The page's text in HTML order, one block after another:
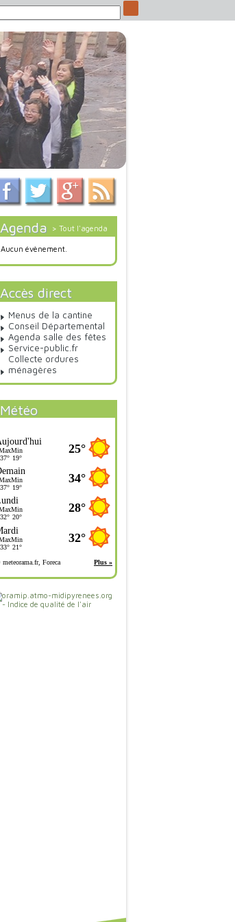
Agenda > Tout l'agenda
Aucun évènement.
Accès direct
Menus de la cantine
Conseil Départemental
Agenda salle des fêtes
Service-public.fr
Collecte ordures
ménagères
Météo